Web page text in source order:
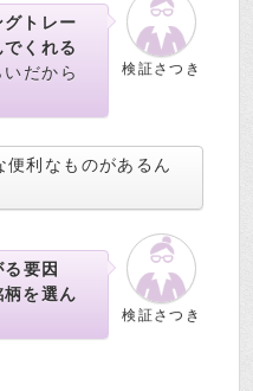
検証さつき
グトレー
くれる
だから
利なものがあるん
検証さつき
要因
を選ん